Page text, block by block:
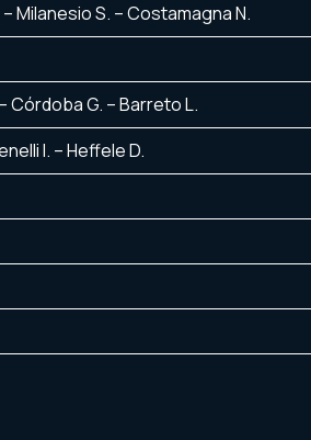
Milanesio S. – Costamagna N.
Córdoba G. – Barreto L.
I. – Heffele D.